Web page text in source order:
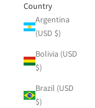
Country
Argentina
(USD $)
Bolivia (USD
$)
Brazil (USD
$)